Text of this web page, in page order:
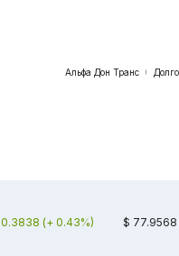
Альфа Дон Транс
0.3838 (+ 0.43%) $ 77.9568